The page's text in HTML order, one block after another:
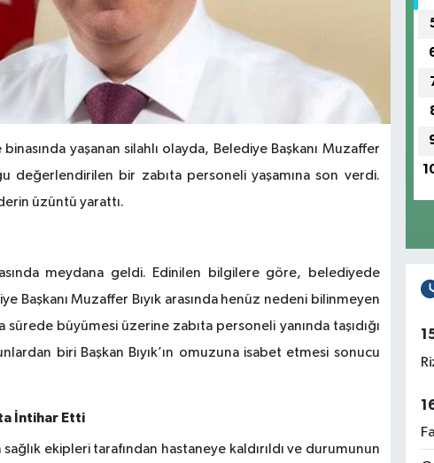
yaşanan silahlı olayda, Belediye Başkanı Muzaffer
değerlendirilen bir zabıta personeli yaşamına son verdi.
üzüntü yarattı.
meydana geldi. Edinilen bilgilere göre, belediyede
Başkanı Muzaffer Bıyık arasında henüz nedeni bilinmeyen
sürede büyümesi üzerine zabıta personeli yanında taşıdığı
biri Başkan Bıyık’ın omuzuna isabet etmesi sonucu
İntihar Etti
sağlık ekipleri tarafından hastaneye kaldırıldı ve durumunun